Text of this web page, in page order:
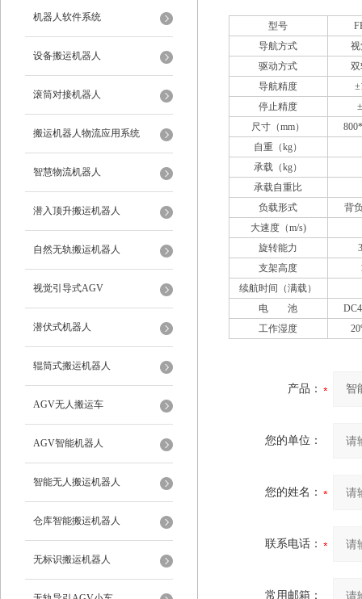
机器人软件系统
设备搬运机器人
滚筒对接机器人
搬运机器人物流应用系统
智慧物流机器人
潜入顶升搬运机器人
自然无轨搬运机器人
视觉引导式AGV
潜伏式机器人
辊筒式搬运机器人
AGV无人搬运车
AGV智能机器人
智能无人搬运机器人
仓库智能搬运机器人
无标识搬运机器人
型号
导航方式
驱动方式
导航精度
停止精度
尺寸（mm）
自重（kg）
承载（kg）
承载自重比
负载形式
背
大速度（m/s)
旋转能力
支架高度
续航时间（满载）
电 池
工作湿度
产品：
您的单位：
您的姓名：
联系电话：
常用邮箱：